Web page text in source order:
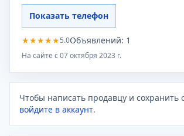
Показать телефон
★★★★★5.0Объявлений: 1
На сайте с07 октября 2023 г.
Чтобы написать продавцу и сохранить
войдите в аккаунт.